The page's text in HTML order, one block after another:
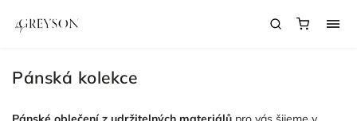
Pánská kolekce